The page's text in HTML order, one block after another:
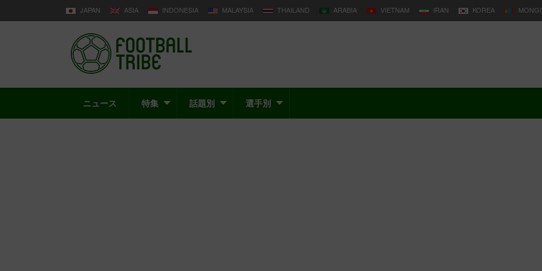
JAPAN ASIA INDONESIA MALAYSIA THAILAND ARABIA VIETNAM IRAN KOREA
ニュース 特集 話題別 選手別